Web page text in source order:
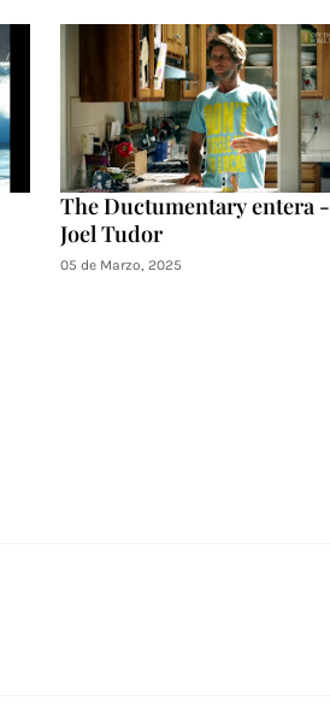
The Ductumentary entera -
Joel Tudor
05 de Marzo, 2025